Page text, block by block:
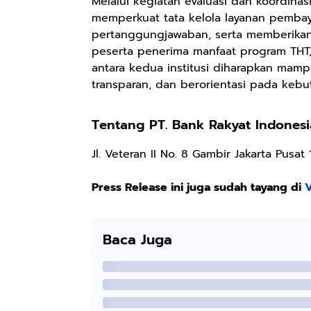
memperkuat tata kelola layanan
pertanggungjawaban, serta
peserta penerima manfaat program
antara kedua institusi diharapkan
transparan, dan berorientasi pada
Tentang PT. Bank Rakyat
Jl. Veteran II No. 8 Gambir Jakarta Pusat
Press Release ini juga sudah tayang di
Baca Juga
Aroma
Bubbelgum
Vanilla &
Hazelnut
Ruangan Tidur
Pengharum
Serbaguna
Linen Spray
Rp37.400
BETADINE
FEMININE
Pembersih
Shopee
Rp359.000
Jessie Beauty -
Bundle Ice
Liptint All
Shopee